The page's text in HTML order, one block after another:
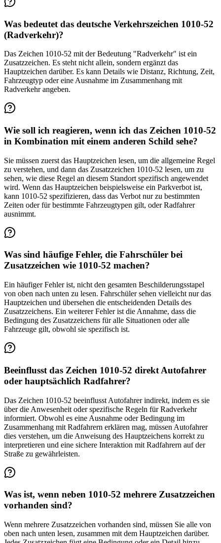
Was bedeutet das deutsche Verkehrszeichen 1010-52
(Radverkehr)?
Das Zeichen 1010-52 mit der Bedeutung "Radverkehr" ist ein
Zusatzzeichen. Es steht nicht allein, sondern ergänzt das
Hauptzeichen darüber. Es kann Details wie Distanz, Richtung, Zeit,
Fahrzeugtyp oder eine Ausnahme im Zusammenhang mit
Radverkehr angeben.
Wie soll ich reagieren, wenn ich das Zeichen 1010-52
in Kombination mit einem anderen Schild sehe?
Sie müssen zuerst das Hauptzeichen lesen, um die allgemeine Regel
zu verstehen, und dann das Zusatzzeichen 1010-52 lesen, um zu
sehen, wie diese Regel an diesem Standort spezifisch angewendet
wird. Wenn das Hauptzeichen beispielsweise ein Parkverbot ist,
kann 1010-52 spezifizieren, dass das Verbot nur zu bestimmten
Zeiten oder für bestimmte Fahrzeugtypen gilt, oder Radfahrer
ausnimmt.
Was sind häufige Fehler, die Fahrschüler bei
Zusatzzeichen wie 1010-52 machen?
Ein häufiger Fehler ist, nicht den gesamten Beschilderungsstapel
von oben nach unten zu lesen. Fahrschüler sehen vielleicht nur das
Hauptzeichen und übersehen die entscheidenden Details des
Zusatzzeichens. Ein weiterer Fehler ist die Annahme, dass die
Bedingung des Zusatzzeichens für alle Situationen oder alle
Fahrzeuge gilt, obwohl sie spezifisch ist.
Beeinflusst das Zeichen 1010-52 direkt Autofahrer
oder hauptsächlich Radfahrer?
Das Zeichen 1010-52 beeinflusst Autofahrer indirekt, indem es sie
über die Anwesenheit oder spezifische Regeln für Radverkehr
informiert. Obwohl es eine Ausnahme oder Bedingung im
Zusammenhang mit Radfahrern erklären mag, müssen Autofahrer
dies verstehen, um die Anweisung des Hauptzeichens korrekt zu
interpretieren und eine sichere Interaktion mit Radfahrern auf der
Straße zu gewährleisten.
Was ist, wenn neben 1010-52 mehrere Zusatzzeichen
vorhanden sind?
Wenn mehrere Zusatzzeichen vorhanden sind, müssen Sie alle von
oben nach unten lesen, zusammen mit dem Hauptzeichen darüber.